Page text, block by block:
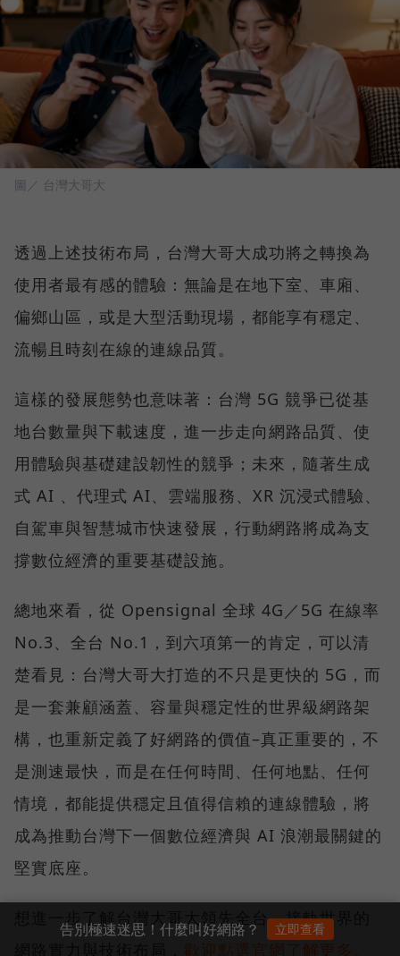
圖／ 台灣大哥大
透過上述技術布局，台灣大哥大成功將之轉換為
使用者最有感的體驗：無論是在地下室、車廂、
偏鄉山區，或是大型活動現場，都能享有穩定、
流暢且時刻在線的連線品質。
這樣的發展態勢也意味著：台灣 5G 競爭已從基
地台數量與下載速度，進一步走向網路品質、使
用體驗與基礎建設韌性的競爭；未來，隨著生成
式 AI 、代理式 AI、雲端服務、XR 沉浸式體驗、
自駕車與智慧城市快速發展，行動網路將成為支
撐數位經濟的重要基礎設施。
總地來看，從 Opensignal 全球 4G／5G 在線率
No.3、全台 No.1，到六項第一的肯定，可以清
楚看見：台灣大哥大打造的不只是更快的 5G，而
是一套兼顧涵蓋、容量與穩定性的世界級網路架
構，也重新定義了好網路的價值–真正重要的，不
是測速最快，而是在任何時間、任何地點、任何
情境，都能提供穩定且值得信賴的連線體驗，將
成為推動台灣下一個數位經濟與 AI 浪潮最關鍵的
堅實底座。
想進一步了解台灣大哥大領先全台、接軌世界的
歡迎點選官網了解更多。
告別極速迷思！什麼叫好網路？ 立即查看